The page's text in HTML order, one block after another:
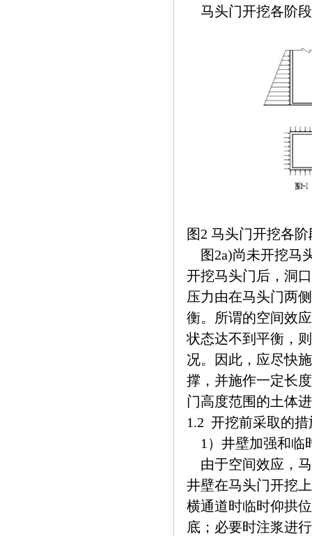
马头门开挖各阶
图2 马头门开挖各
图2a)尚未开挖马
开挖马头门后，洞
压力由在马头门两
衡。所谓的空间效
状态达不到平衡，
况。因此，应尽快
撑，并施作一定长
门高度范围的土体
1.2 开挖前采取的措
1）井壁加强和临
由于空间效应，
井壁在马头门开挖
横通道时临时仰拱
底；必要时注浆进